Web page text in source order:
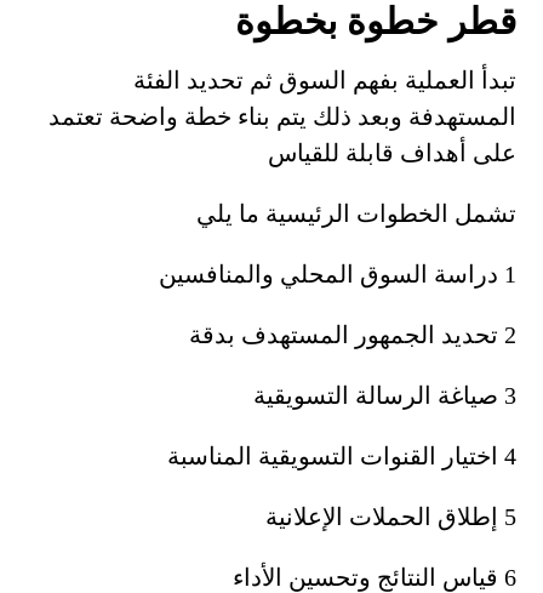
قطر خطوة بخطوة
تبدأ العملية بفهم السوق ثم تحديد الفئة
المستهدفة وبعد ذلك يتم بناء خطة واضحة تعتمد
على أهداف قابلة للقياس
تشمل الخطوات الرئيسية ما يلي
1 دراسة السوق المحلي والمنافسين
2 تحديد الجمهور المستهدف بدقة
3 صياغة الرسالة التسويقية
4 اختيار القنوات التسويقية المناسبة
5 إطلاق الحملات الإعلانية
6 قياس النتائج وتحسين الأداء